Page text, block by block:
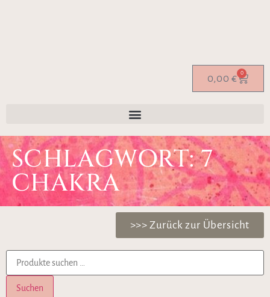
0,00 € 0
SCHLAGWORT: 7
CHAKRA
>>> Zurück zur Übersicht
Suchen